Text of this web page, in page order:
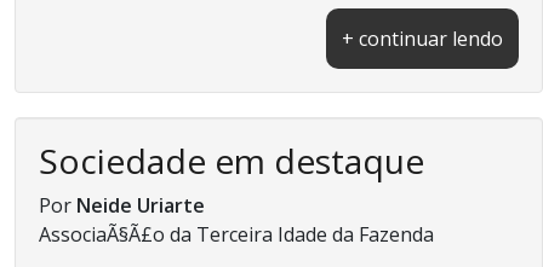
+ continuar lendo
Sociedade em destaque
Por Neide Uriarte
AssociaÃ§Ã£o da Terceira Idade da Fazenda